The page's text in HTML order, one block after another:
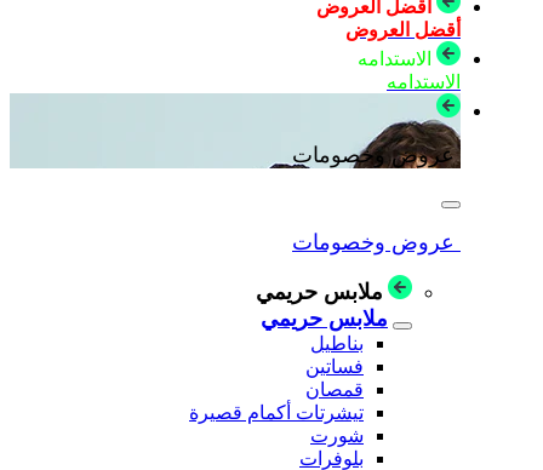
أقضل العروض
أقضل العروض
الاستدامه
الاستدامه
عروض وخصومات
عروض وخصومات
ملابس حريمي
ملابس حريمي
بناطيل
فساتين
قمصان
تيشرتات أكمام قصيرة
شورت
بلوفرات